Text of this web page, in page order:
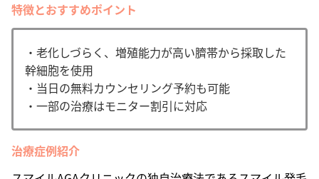
特徴とおすすめポイント
・ 老化しづらく、増殖能力が高い臍帯から採取した
幹細胞を使用
・当日の無料カウンセリング予約も可能
・一部の治療はモニター割引に対応
治療症例紹介